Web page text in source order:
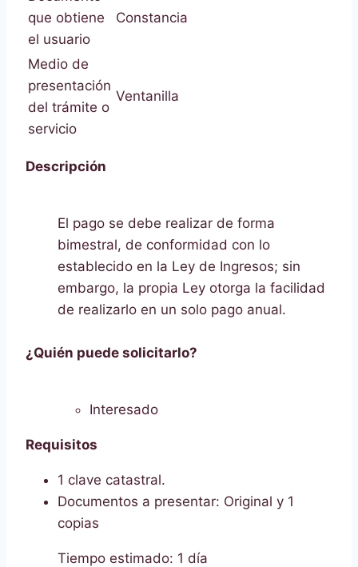
que obtiene
el usuario
Constancia
Medio de
presentación
del trámite o
servicio
Ventanilla
Descripción
El pago se debe realizar de forma
bimestral, de conformidad con lo
establecido en la Ley de Ingresos; sin
embargo, la propia Ley otorga la facilidad
de realizarlo en un solo pago anual.
¿Quién puede solicitarlo?
Interesado
Requisitos
1 clave catastral.
Documentos a presentar: Original y 1
copias
Tiempo estimado: 1 día